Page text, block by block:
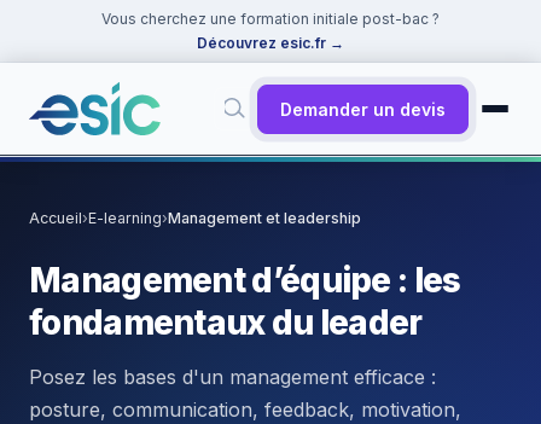
Vous cherchez une formation initiale post-bac ?
Découvrez esic.fr →
Demander un devis
Suggestions : · React· Power BI ChatGPT
Docker
Accueil›E-learning›Management et leadership
Management d’équipe : les
fondamentaux du leader
Posez les bases d'un management efficace :
posture, communication, feedback, motivation,